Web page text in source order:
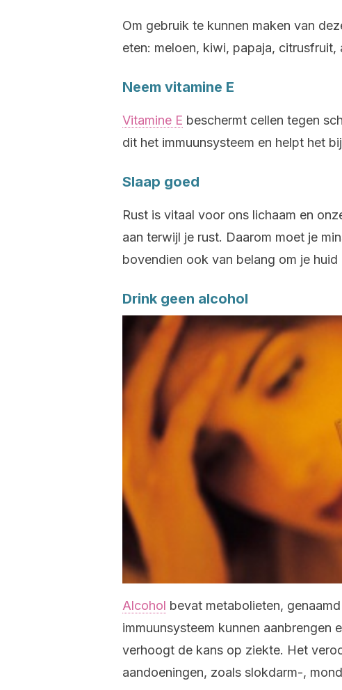
Om gebruik te kunnen maken van
eten: meloen, kiwi, papaja, citrusfruit,
Neem vitamine E
Vitamine E beschermt cellen tegen
dit het immuunsysteem en helpt het
Slaap goed
Rust is vitaal voor ons lichaam en
aan terwijl je rust. Daarom moet je
bovendien ook van belang om je
Drink geen alcohol
Alcohol bevat metabolieten,
immuunsysteem kunnen
verhoogt de kans op ziekte. Het
aandoeningen, zoals slokdarm-,